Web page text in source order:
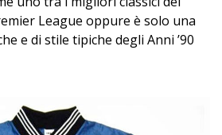
League oppure è solo una
e di stile tipiche degli Anni ’90